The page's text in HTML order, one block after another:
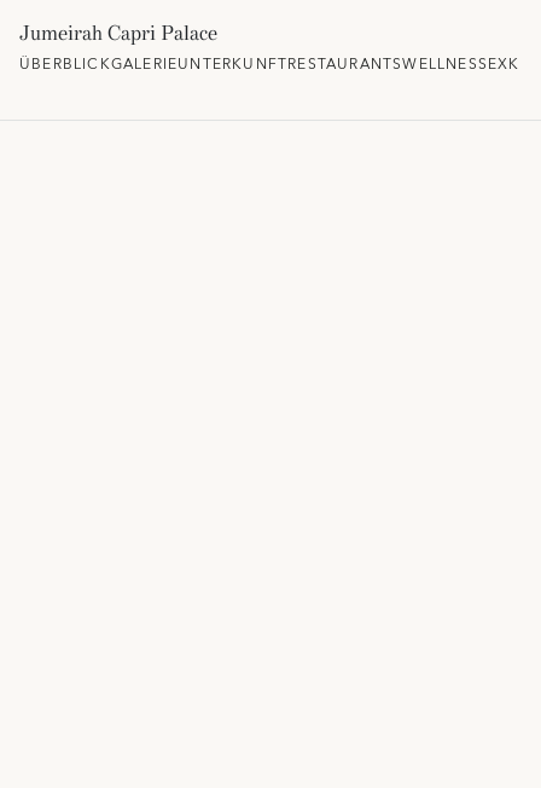
Jumeirah Capri Palace
ÜBERBLICKGALERIEUNTERKUNFTRESTAURANTSWELLNESS